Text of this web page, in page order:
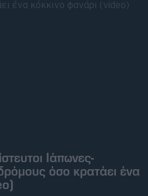
Ιάπωνες-
όσο κρατάει ένα